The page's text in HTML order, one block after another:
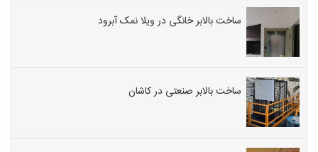
ساخت بالابر خانگی در ویلا نمک آبرود
ساخت بالابر صنعتی در کاشان